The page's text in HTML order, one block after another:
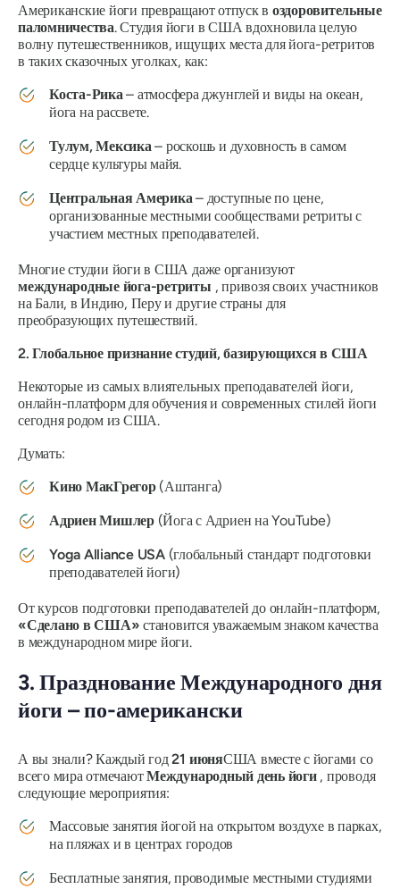
Американские йоги превращают отпуск в оздоровительные
паломничества. Студия йоги в США вдохновила целую
волну путешественников, ищущих места для йога-ретритов
в таких сказочных уголках, как:
Коста-Рика – атмосфера джунглей и виды на океан,
йога на рассвете.
Тулум, Мексика – роскошь и духовность в самом
сердце культуры майя.
Центральная Америка – доступные по цене,
организованные местными сообществами ретриты с
участием местных преподавателей.
Многие студии йоги в США даже организуют
международные йога-ретриты , привозя своих участников
на Бали, в Индию, Перу и другие страны для
преобразующих путешествий.
2. Глобальное признание студий, базирующихся в США
Некоторые из самых влиятельных преподавателей йоги,
онлайн-платформ для обучения и современных стилей йоги
сегодня родом из США.
Думать:
Кино МакГрегор(Аштанга)
Адриен Мишлер(Йога с Адриен на YouTube)
Yoga Alliance USA(глобальный стандарт подготовки
преподавателей йоги)
От курсов подготовки преподавателей до онлайн-платформ,
«Сделано в США» становится уважаемым знаком качества
в международном мире йоги.
3. Празднование Международного дня
йоги – по-американски
А вы знали? Каждый год21 июняСША вместе с йогами со
всего мира отмечаютМеждународный день йоги, проводя
следующие мероприятия:
Массовые занятия йогой на открытом воздухе в парках,
на пляжах и в центрах городов
Бесплатные занятия, проводимые местными студиями